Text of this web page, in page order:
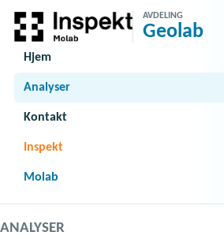
AVDELING
Geolab
Hjem
Analyser
Kontakt
Inspekt
Molab
ANALYSER